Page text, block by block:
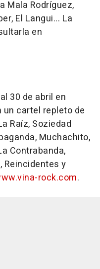
Mala Rodríguez,
El Langui... La
en
30 de abril en
cartel repleto de
Raíz, Soziedad
Muchachito,
Contrabanda,
Reincidentes y
rock.com.